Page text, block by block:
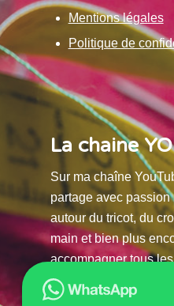
Mentions légales
Politique de
La chaine
Sur ma chaîne
partage avec passion
autour du tricot, du
main et bien plus
accompagner tous